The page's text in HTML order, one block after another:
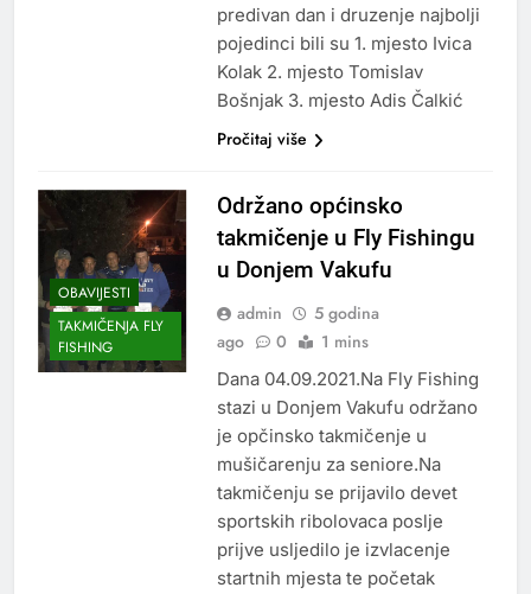
predivan dan i druzenje najbolji
pojedinci bili su 1. mjesto Ivica
Kolak 2. mjesto Tomislav
Bošnjak 3. mjesto Adis Čalkić
Pročitaj više
OBAVIJESTI
TAKMIČENJA FLY
FISHING
Održano općinsko
takmičenje u Fly Fishingu
u Donjem Vakufu
admin
5 godina
ago
0 1 mins
Dana 04.09.2021.Na Fly Fishing
stazi u Donjem Vakufu održano
je opčinsko takmičenje u
mušičarenju za seniore.Na
takmičenju se prijavilo devet
sportskih ribolovaca poslje
prijve usljedilo je izvlacenje
startnih mjesta te početak